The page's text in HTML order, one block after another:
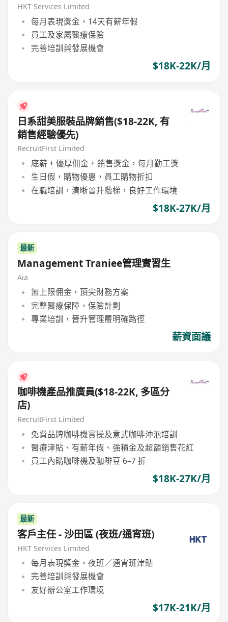
HKT Services Limited
每月表現獎金，14天有薪年假
員工及家屬醫療保險
完善培訓與發展機會
$18K-22K/月
日系甜美服裝品牌銷售($18-22K, 有
銷售經驗優先)
RecruitFirst Limited
底薪 + 優厚佣金 + 銷售獎金，每月勤工獎
生日假，購物優惠，員工購物折扣
在職培訓，清晰晉升階梯，良好工作環境
$18K-27K/月
最新
Management Traniee管理實習生
Aia
無上限佣金，頂尖財務方案
完整醫療保障，保險計劃
專業培訓，晉升管理層明確路徑
薪資面議
咖啡機產品推廣員($18-22K, 多區分
店)
RecruitFirst Limited
免費品牌咖啡機實操及意式咖啡沖泡培訓
醫療津貼、有薪年假、強積金及超額銷售花紅
員工內購咖啡機及咖啡豆 6–7 折
$18K-27K/月
最新
客戶主任 - 沙田區 (夜班/通宵班)
HKT Services Limited
每月表現獎金，夜班／通宵班津貼
完善培訓與發展機會
友好辦公室工作環境
$17K-21K/月